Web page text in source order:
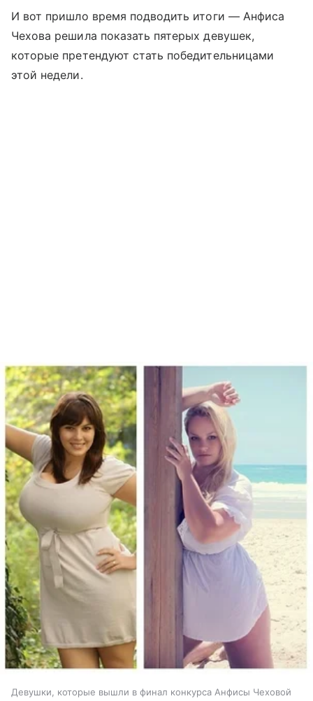
И вот пришло время подводить итоги — Анфиса
Чехова решила показать пятерых девушек,
которые претендуют стать победительницами
этой недели.
Девушки, которые вышли в финал конкурса Анфисы Чеховой